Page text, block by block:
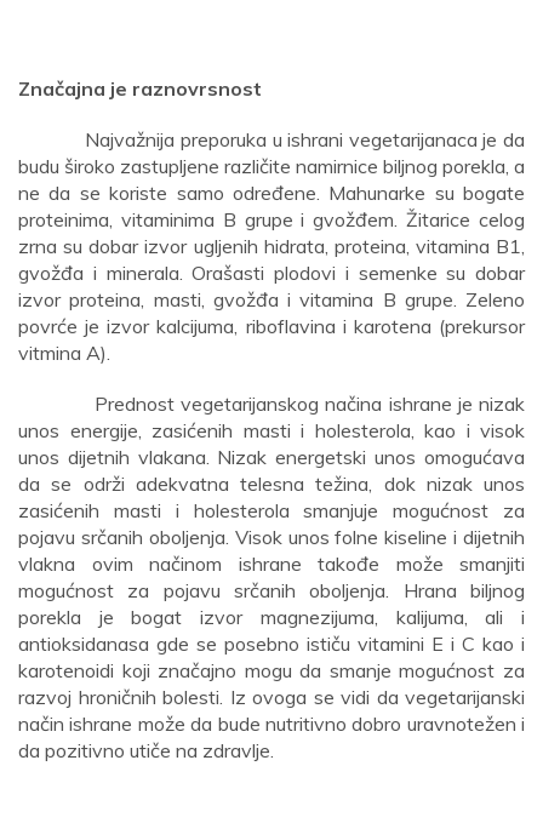
Značajna je raznovrsnost
Najvažnija preporuka u ishrani vegetarijanaca je da
budu široko zastupljene različite namirnice biljnog porekla, a
ne da se koriste samo određene. Mahunarke su bogate
proteinima, vitaminima B grupe i gvožđem. Žitarice celog
zrna su dobar izvor ugljenih hidrata, proteina, vitamina B1,
gvožđa i minerala. Orašasti plodovi i semenke su dobar
izvor proteina, masti, gvožđa i vitamina B grupe. Zeleno
povrće je izvor kalcijuma, riboflavina i karotena (prekursor
vitmina A).
Prednost vegetarijanskog načina ishrane je nizak
unos energije, zasićenih masti i holesterola, kao i visok
unos dijetnih vlakana. Nizak energetski unos omogućava
da se održi adekvatna telesna težina, dok nizak unos
zasićenih masti i holesterola smanjuje mogućnost za
pojavu srčanih oboljenja. Visok unos folne kiseline i dijetnih
vlakna ovim načinom ishrane takođe može smanjiti
mogućnost za pojavu srčanih oboljenja. Hrana biljnog
porekla je bogat izvor magnezijuma, kalijuma, ali i
antioksidanasa gde se posebno ističu vitamini E i C kao i
karotenoidi koji značajno mogu da smanje mogućnost za
razvoj hroničnih bolesti. Iz ovoga se vidi da vegetarijanski
način ishrane može da bude nutritivno dobro uravnotežen i
da pozitivno utiče na zdravlje.